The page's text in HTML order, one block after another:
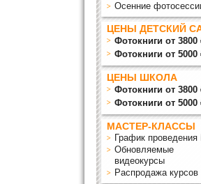
Осенние
ЦЕНЫ ДЕТСКИЙ
Фотокниги от 3800
Фотокниги от 5000
ЦЕНЫ ШКОЛА
Фотокниги от 3800
Фотокниги от 5000
МАСТЕР-КЛАССЫ
График
Обновляемые
видеокурсы
Распродажа курсов